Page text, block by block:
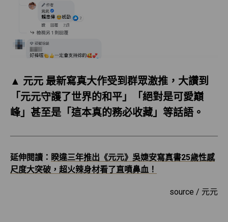
▲ 元元 最新寫真大作受到群眾激推，大讚到
「元元守護了世界的和平」「絕對是可愛巔
峰」甚至是「這本真的務必收藏」等話語。
延伸閱讀： 睽違三年推出《元元》吳婕安寫真書25歲性感
尺度大突破，超火辣身材看了直噴鼻血！
source / 元元